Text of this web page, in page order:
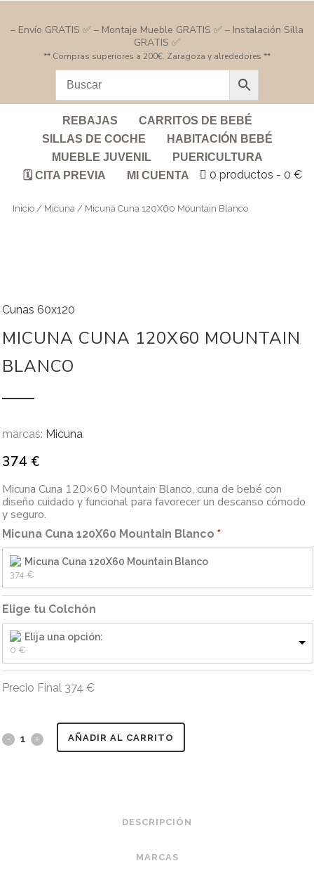
– Envío GRATIS ✅ – Montaje Mueble GRATIS ✅ – Instalación Silla
GRATIS ✅
** Compras superiores a 200€. Zaragoza y alrededores **
REBAJAS
CARRITOS DE BEBÉ
SILLAS DE COCHE
HABITACIÓN BEBÉ
MUEBLE JUVENIL
PUERICULTURA
🗓️ CITA PREVIA
MI CUENTA 0 productos 0 €
Inicio / Micuna / Micuna Cuna 120X60 Mountain Blanco
Cunas 60x120
MICUNA CUNA 120X60 MOUNTAIN
BLANCO
marcas: Micuna
374 €
Micuna Cuna 120×60 Mountain Blanco, cuna de bebé con
diseño cuidado y funcional para favorecer un descanso cómodo
y seguro.
Micuna Cuna 120X60 Mountain Blanco
Micuna Cuna 120X60 Mountain Blanco
374 €
Elige tu Colchón
Elija una opción:
0 €
Precio Final 374 €
AÑADIR AL CARRITO
DESCRIPCIÓN
MARCAS